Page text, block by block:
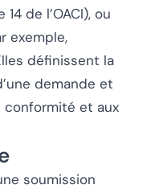
de l’OACI), ou
exemple,
définissent la
demande et
conformité et aux
soumission